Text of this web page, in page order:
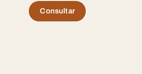
Consultar